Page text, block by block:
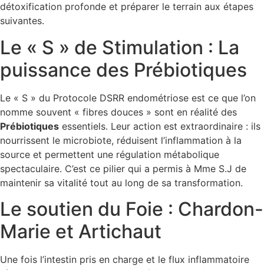
détoxification profonde et préparer le terrain aux étapes
suivantes.
Le « S » de Stimulation : La
puissance des Prébiotiques
Le « S » du Protocole DSRR endométriose est ce que l’on
nomme souvent « fibres douces » sont en réalité des
Prébiotiques essentiels. Leur action est extraordinaire : ils
nourrissent le microbiote, réduisent l’inflammation à la
source et permettent une régulation métabolique
spectaculaire. C’est ce pilier qui a permis à Mme S.J de
maintenir sa vitalité tout au long de sa transformation.
Le soutien du Foie : Chardon-
Marie et Artichaut
Une fois l’intestin pris en charge et le flux inflammatoire